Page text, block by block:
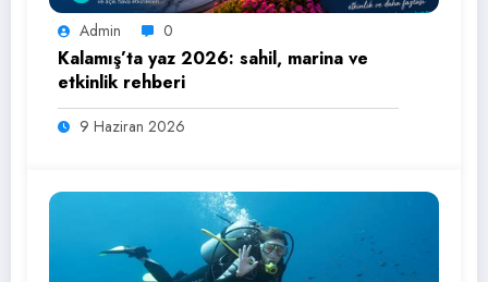
Admin 0
Kalamış’ta yaz 2026: sahil, marina ve
etkinlik rehberi
9 Haziran 2026